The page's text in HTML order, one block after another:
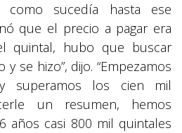
como sucedía hasta ese
que el precio a pagar era
quintal, hubo que buscar
se hizo”, dijo. “Empezamos
superamos los cien mil
un resumen, hemos
años casi 800 mil quintales